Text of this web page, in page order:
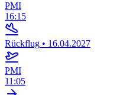
PMI
16:15
Rückflug • 16.04.2027
PMI
11:05